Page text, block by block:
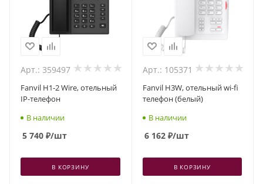
Арт.: 359497
Fanvil H1-2 Wire, отельный
IP-телефон
В наличии
5 740 ₽/шт
В КОРЗИНУ
Арт.: 105371
Fanvil H3W, отельный wi-fi
телефон (белый)
В наличии
6 162₽/шт
В КОРЗИНУ